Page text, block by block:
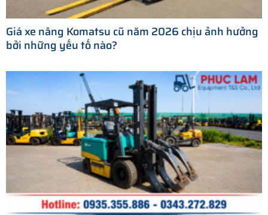
Giá xe nâng Komatsu cũ năm 2026 chịu ảnh hưởng
bởi những yếu tố nào?